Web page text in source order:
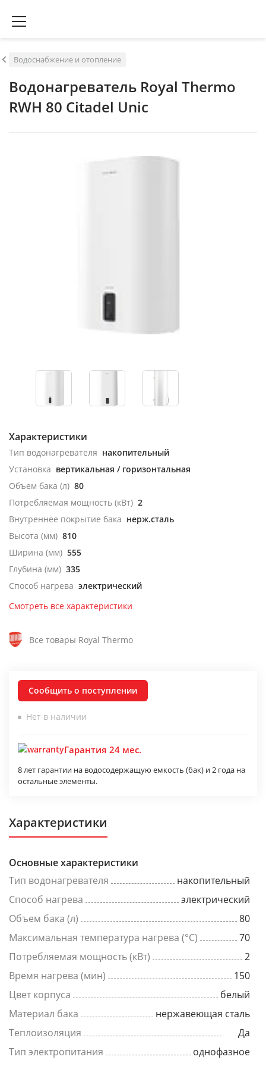
Водоснабжение и отопление
Водонагреватель Royal Thermo
RWH 80 Citadel Unic
Характеристики
Тип водонагревателя накопительный
Установка вертикальная / горизонтальная
Объем бака (л) 80
Потребляемая мощность (кВт) 2
Внутреннее покрытие бака нерж.сталь
Высота (мм) 810
Ширина (мм) 555
Глубина (мм) 335
Способ нагрева электрический
Смотреть все характеристики
Все товары Royal Thermo
Сообщить о поступлении
Нет в наличии
Гарантия 24 мес.
8 лет гарантии на водосодержащую емкость (бак) и 2 года на
остальные элементы.
Характеристики
Основные характеристики
Тип водонагревателя
накопительный
Способ нагрева
электрический
Объем бака (л)
80
Максимальная температура нагрева (°C)
70
Потребляемая мощность (кВт)
2
Время нагрева (мин)
150
Цвет корпуса
белый
Материал бака
нержавеющая сталь
Теплоизоляция
Да
Тип электропитания
однофазное